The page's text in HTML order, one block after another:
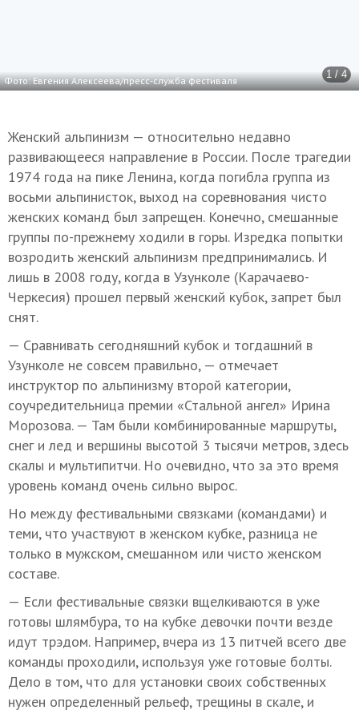
1 / 4
Фото: Евгения Алексеева/пресс-служба фестиваля
Женский альпинизм — относительно недавно
развивающееся направление в России. После трагедии
1974 года на пике Ленина, когда погибла группа из
восьми альпинисток, выход на соревнования чисто
женских команд был запрещен. Конечно, смешанные
группы по-прежнему ходили в горы. Изредка попытки
возродить женский альпинизм предпринимались. И
лишь в 2008 году, когда в Узунколе (Карачаево-
Черкесия) прошел первый женский кубок, запрет был
снят.
— Сравнивать сегодняшний кубок и тогдашний в
Узунколе не совсем правильно, — отмечает
инструктор по альпинизму второй категории,
соучредительница премии «Стальной ангел» Ирина
Морозова. — Там были комбинированные маршруты,
снег и лед и вершины высотой 3 тысячи метров, здесь
скалы и мультипитчи. Но очевидно, что за это время
уровень команд очень сильно вырос.
Но между фестивальными связками (командами) и
теми, что участвуют в женском кубке, разница не
только в мужском, смешанном или чисто женском
составе.
— Если фестивальные связки вщелкиваются в уже
готовы шлямбура, то на кубке девочки почти везде
идут трэдом. Например, вчера из 13 питчей всего две
команды проходили, используя уже готовые болты.
Дело в том, что для установки своих собственных
нужен определенный рельеф, трещины в скале, и